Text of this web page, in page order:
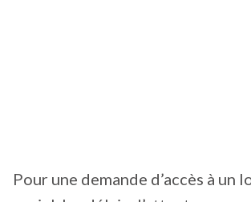
Pour une demande d’accès à un